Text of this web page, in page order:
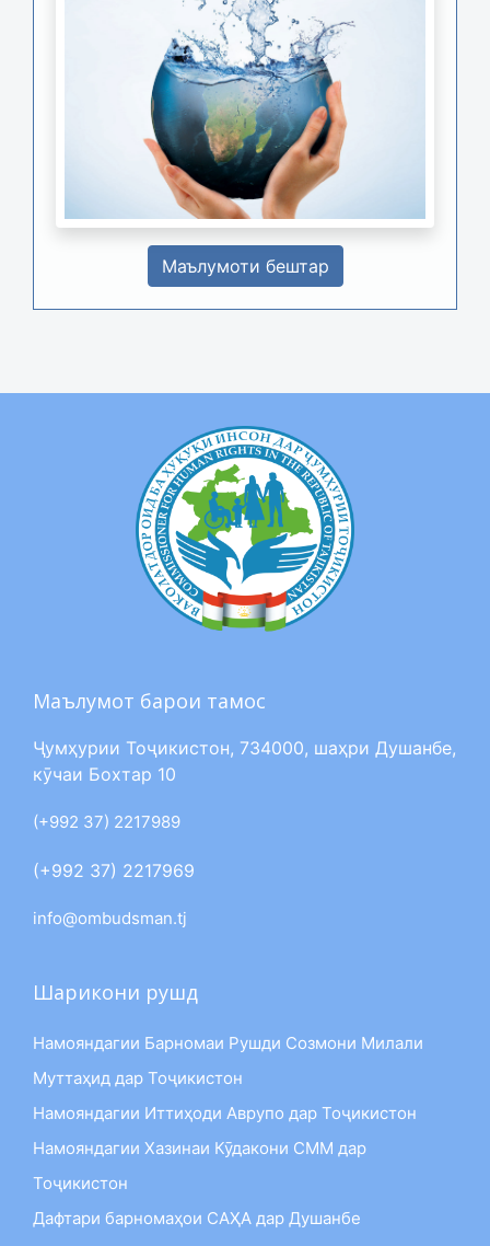
Маълумоти бештар
Маълумот барои тамос
Ҷумҳурии Тоҷикистон, 734000, шаҳри Душанбе,
кӯчаи Бохтар 10
(+992 37) 2217989
(+992 37) 2217969
info@ombudsman.tj
Шарикони рушд
Намояндагии Барномаи Рушди Созмони Милали
Муттаҳид дар Тоҷикистон
Намояндагии Иттиҳоди Аврупо дар Тоҷикистон
Намояндагии Хазинаи Кӯдакони СММ дар
Тоҷикистон
Дафтари барномаҳои САҲА дар Душанбе